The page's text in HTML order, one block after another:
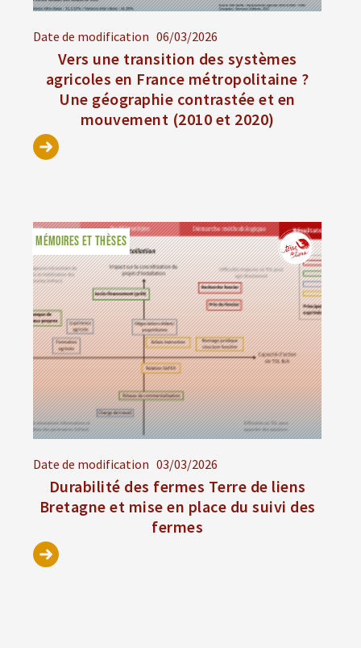
Date de modification 06/03/2026
Vers une transition des systèmes
agricoles en France métropolitaine ?
Une géographie contrastée et en
mouvement (2010 et 2020)
Date de modification 03/03/2026
Durabilité des fermes Terre de liens
Bretagne et mise en place du suivi des
fermes
MÉMOIRES ET THÈSES